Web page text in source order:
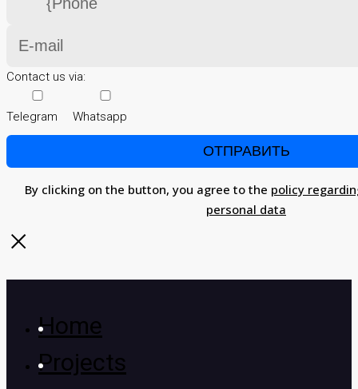
Contact us via:
Telegram Whatsapp
By clicking on the button, you agree to the policy
personal data
Home
Projects